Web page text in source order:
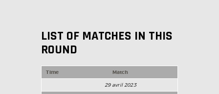
LIST OF MATCHES IN THIS
ROUND
Time Match
29 avril 2023